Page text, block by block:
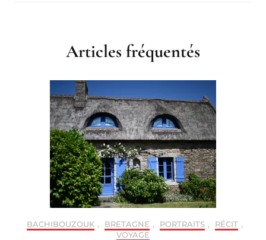
Articles fréquentés
BACHIBOUZOUK , BRETAGNE , PORTRAITS , RÉCIT ,
VOYAGE